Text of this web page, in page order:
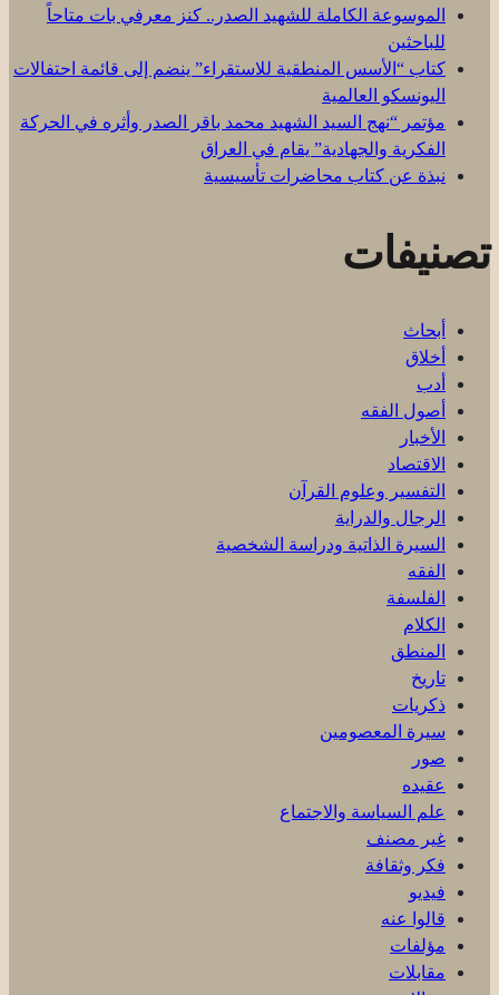
الموسوعة الكاملة للشهيد الصدر.. كنز معرفي بات متاحاً
للباحثين
كتاب “الأسس المنطقية للاستقراء” ينضم إلى قائمة احتفالات
اليونسكو العالمية
مؤتمر “نهج السيد الشهيد محمد باقر الصدر وأثره في الحركة
الفكرية والجهادية” يقام في العراق
نبذة عن كتاب محاضرات تأسيسية
تصنيفات
أبحاث
أخلاق
أدب
أصول الفقه
الأخبار
الاقتصاد
التفسير وعلوم القرآن
الرجال والدراية
السيرة الذاتية ودراسة الشخصية
الفقه
الفلسفة
الكلام
المنطق
تاريخ
ذكریات
سيرة المعصومين
صور
عقیده
علم السياسة والاجتماع
غير مصنف
فكر وثقافة
فيديو
قالوا عنه
مؤلفات
مقابلات